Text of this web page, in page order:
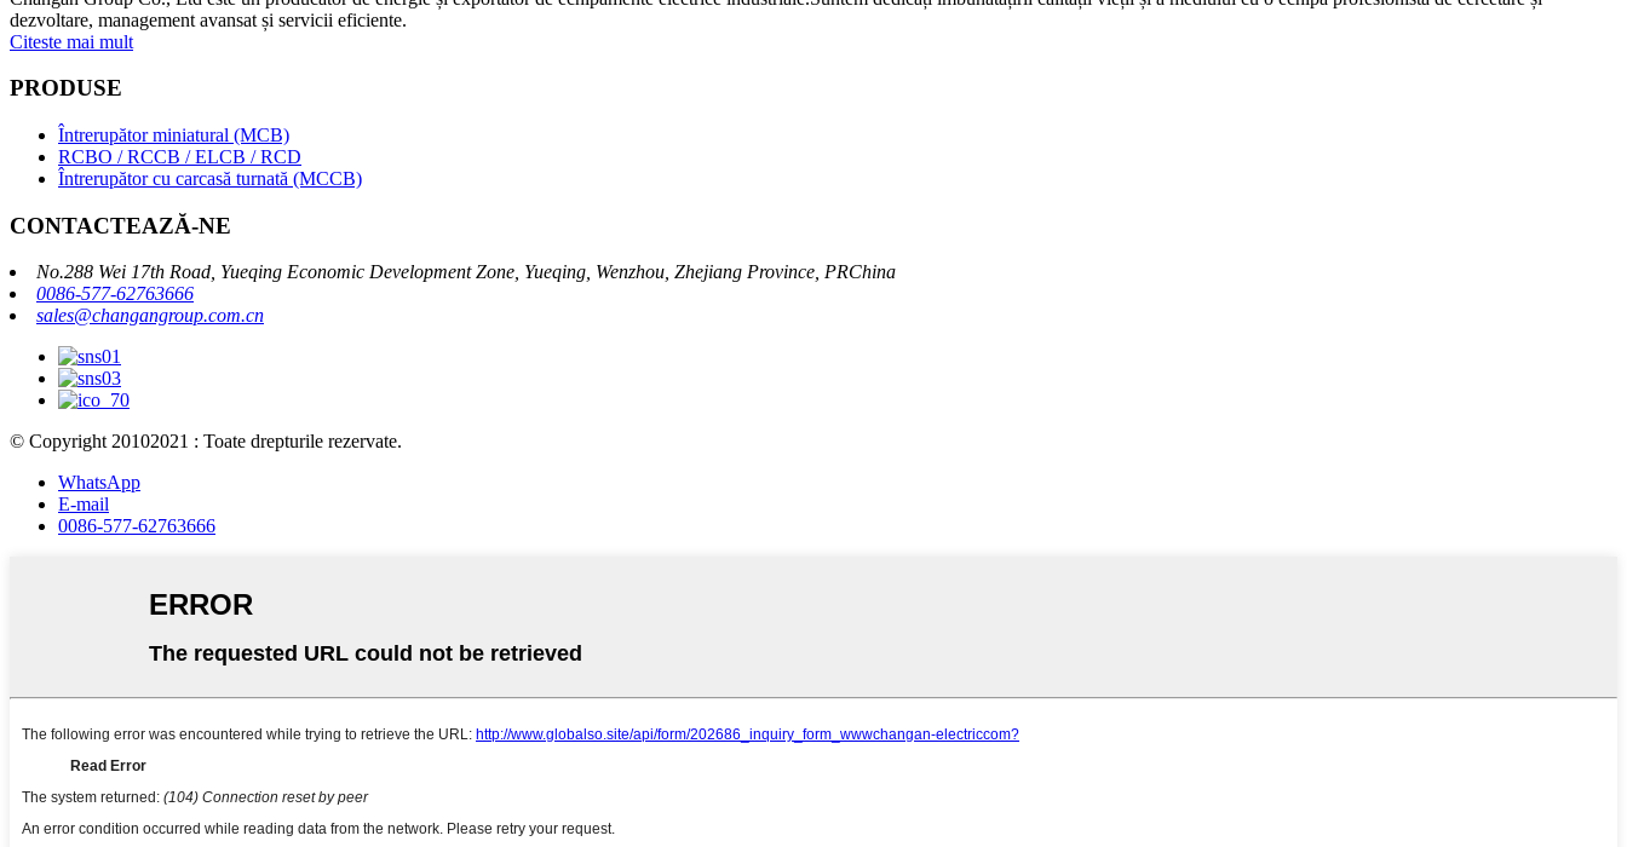
dezvoltare, management avansat și servicii eficiente.
Citeste mai mult
PRODUSE
Întrerupător miniatural (MCB)
RCBO / RCCB / ELCB / RCD
Întrerupător cu carcasă turnată (MCCB)
CONTACTEAZĂ-NE
No.288 Wei 17th Road, Yueqing Economic Development Zone, Yueqing, Wenzhou, Zhejiang Province, PRChina
0086-577-62763666
sales@changangroup.com.cn
© Copyright 20102021 : Toate drepturile rezervate.
WhatsApp
E-mail
0086-577-62763666